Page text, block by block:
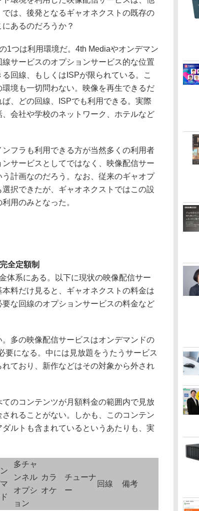
は、後発となるギャオネクストの既存の
あるのだろうか？
つは利用環境だ。4th Mediaやオンデマン
サービスのオプションサービス的な位置
回線、もしくはISPが限られている。こ
境も一切問わない。映像を再生できるだ
、どの回線、ISPでも利用できる。実際
会社や学校のネットワーク、ホテルなど
フラも利用できる方が当然多くの利用者
サービスとしてではなく、映像配信サー
計画なのだろう。なお、従来のギャオプ
択できたが、ギャオネクストではこの設
用のみとなった。
全定額制
体系にある。以下に現状の映像配信サー
料だけ見ると、ギャオネクストの料金は
な回線のオプションサービスの料金など
多の映像配信サービスはオンデマンドの
要になる。中には見放題をうたうサービス
ており、新作などはその対象から外され
のコンテンツが月額料金の範囲内で見放
れることがない。しかも、このコンテン
ルトも含まれているというあたりも、実
多チャ
ンネル
オプシ
ョン
カラ
オケ
チューナ
ー
回線 備考